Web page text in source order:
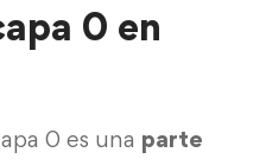
0 en
0 es una parte